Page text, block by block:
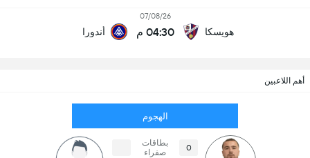
هويسكا
07/08/26
04:30 م أندورا
أهم اللاعبين
الهجوم
0
بطاقات
صفراء